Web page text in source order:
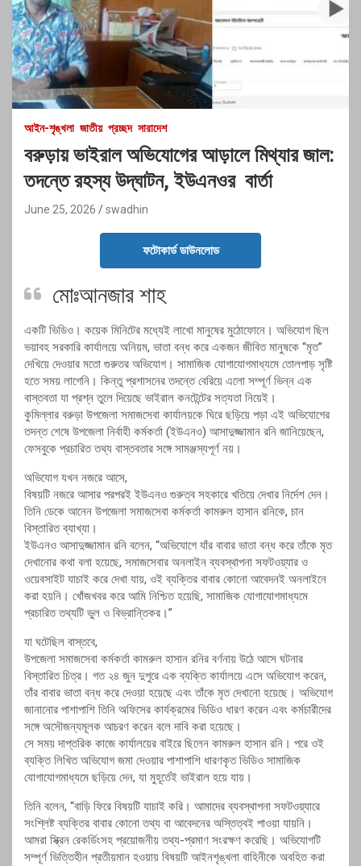
আইন-শৃঙ্খলা জাতীয় প্রচ্ছদ সারাদেশ
বরুড়ায় ভাইরাল অভিযোগের আড়ালে মিথ্যার জাল:
তদন্তে রহস্য উদ্‌ঘাটন, ইউএনওর বার্তা
June 25, 2026 swadhin
ফটোকার্ড ডাউনলোড
মোঃআনজার শাহ
একটি ভিডিও। কয়েক মিনিটের মধ্যেই লাখো মানুষের মুঠোফোনে। অভিযোগ ছিল
ভয়াবহ সরকারি কার্যালয়ে অনিয়ম, ভাতা বন্ধ করে একজন জীবিত মানুষকে “মৃত”
দেখিয়ে দেওয়ার মতো গুরুতর অভিযোগ। সামাজিক যোগাযোগমাধ্যমে তোলপাড় সৃষ্টি
হতে সময় লাগেনি। কিন্তু প্রশাসনের তদন্তে বেরিয়ে এলো সম্পূর্ণ ভিন্ন এক
বাস্তবতা যা প্রশ্ন তুলে দিয়েছে ভাইরাল কনটেন্টের সত্যতা নিয়েই।
কুমিল্লার বরুড়া উপজেলা সমাজসেবা কার্যালয়কে ঘিরে ছড়িয়ে পড়া এই অভিযোগের
তদন্ত শেষে উপজেলা নির্বাহী কর্মকর্তা (ইউএনও) আসাদুজ্জামান রনি জানিয়েছেন,
ফেসবুকে প্রচারিত তথ্য বাস্তবতার সঙ্গে সামঞ্জস্যপূর্ণ নয়।
অভিযোগ যখন নজরে আসে,
বিষয়টি নজরে আসার পরপরই ইউএনও গুরুত্ব সহকারে খতিয়ে দেখার নির্দেশ দেন।
তিনি ডেকে আনেন উপজেলা সমাজসেবা কর্মকর্তা কামরুল হাসান রনিকে, চান
বিস্তারিত ব্যাখ্যা।
ইউএনও আসাদুজ্জামান রনি বলেন, “অভিযোগে যাঁর বাবার ভাতা বন্ধ করে তাঁকে মৃত
দেখানোর কথা বলা হয়েছে, সমাজসেবার অনলাইন ব্যবস্থাপনা সফটওয়্যার ও
ওয়েবসাইট যাচাই করে দেখা যায়, ওই ব্যক্তির বাবার কোনো আবেদনই অনলাইনে
করা হয়নি। খোঁজখবর করে আমি নিশ্চিত হয়েছি, সামাজিক যোগাযোগমাধ্যমে
প্রচারিত তথ্যটি ভুল ও বিভ্রান্তিকর।”
যা ঘটেছিল বাস্তবে,
উপজেলা সমাজসেবা কর্মকর্তা কামরুল হাসান রনির বর্ণনায় উঠে আসে ঘটনার
বিস্তারিত চিত্র। গত ২৪ জুন দুপুরে এক ব্যক্তি কার্যালয়ে এসে অভিযোগ করেন,
তাঁর বাবার ভাতা বন্ধ করে দেওয়া হয়েছে এবং তাঁকে মৃত দেখানো হয়েছে। অভিযোগ
জানানোর পাশাপাশি তিনি অফিসের কার্যক্রমের ভিডিও ধারণ করেন এবং কর্মচারীদের
সঙ্গে অসৌজন্যমূলক আচরণ করেন বলে দাবি করা হয়েছে।
সে সময় দাপ্তরিক কাজে কার্যালয়ের বাইরে ছিলেন কামরুল হাসান রনি। পরে ওই
ব্যক্তি লিখিত অভিযোগ জমা দেওয়ার পাশাপাশি ধারণকৃত ভিডিও সামাজিক
যোগাযোগমাধ্যমে ছড়িয়ে দেন, যা মুহূর্তেই ভাইরাল হয়ে যায়।
তিনি বলেন, “বাড়ি ফিরে বিষয়টি যাচাই করি। আমাদের ব্যবস্থাপনা সফটওয়্যারে
সংশ্লিষ্ট ব্যক্তির বাবার কোনো তথ্য বা আবেদনের অস্তিত্বই পাওয়া যায়নি।
আমরা স্ক্রিন রেকর্ডিংসহ প্রয়োজনীয় তথ্য-প্রমাণ সংরক্ষণ করেছি। অভিযোগটি
সম্পূর্ণ ভিত্তিহীন প্রতীয়মান হওয়ায় বিষয়টি আইনশৃঙ্খলা বাহিনীকে অবহিত করা